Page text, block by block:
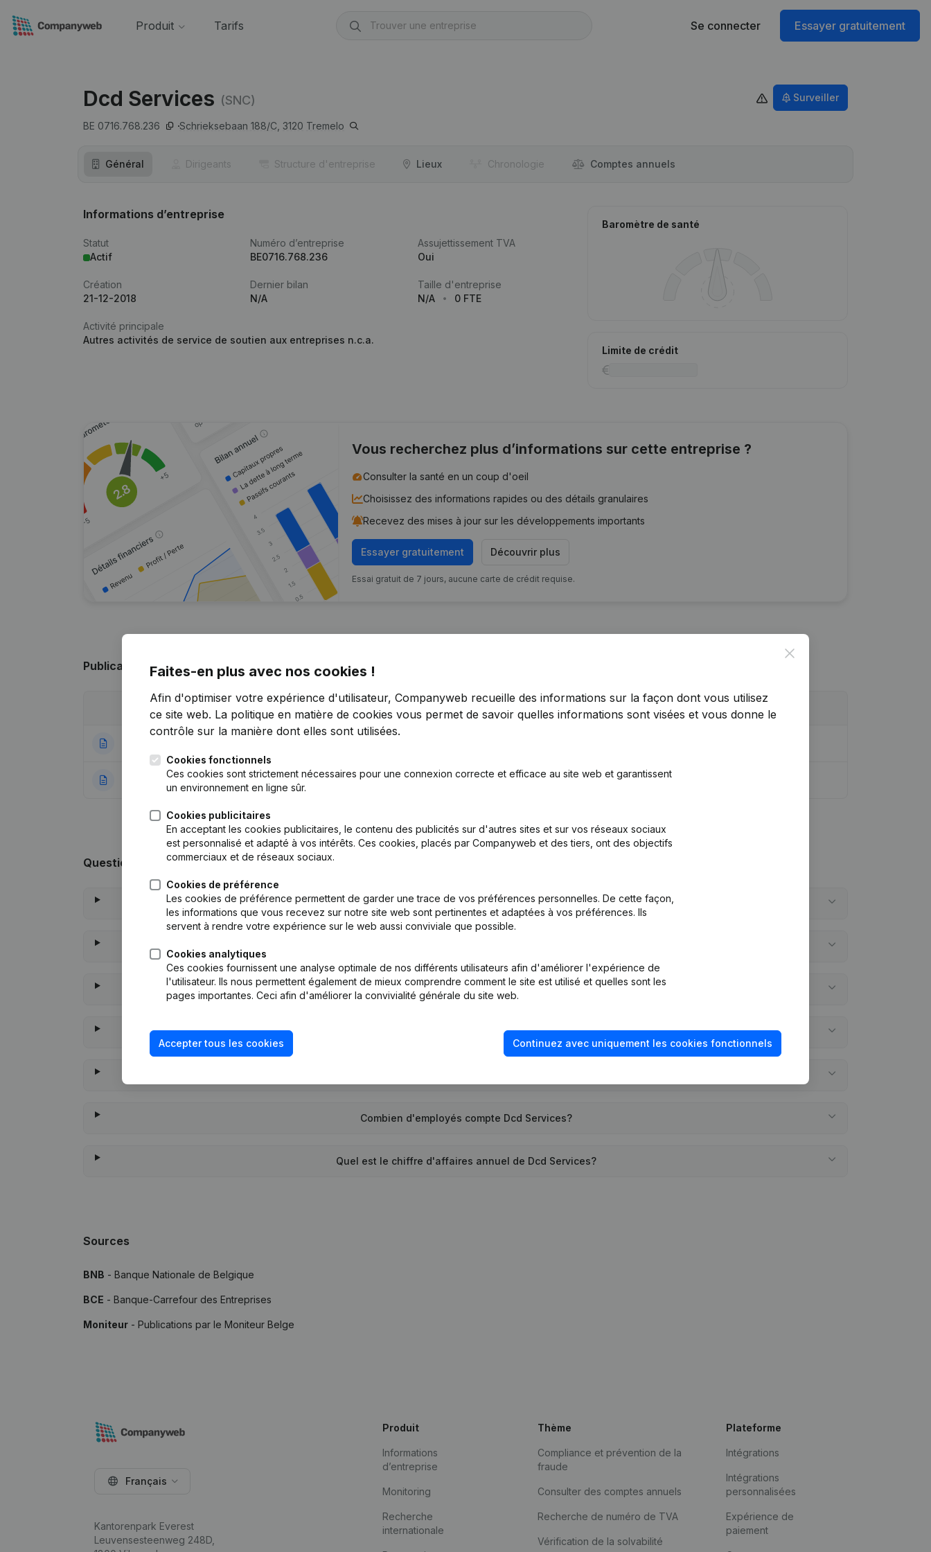
Produit Tarifs Se connecter Essayer gratuitement
Dcd Services (SNC)
BE 0716.768.236 Schrieksebaan 188/C, 3120 Tremelo
Surveiller
Général Dirigeants Structure d'entreprise Lieux Chronologie Comptes annuels
Informations d’entreprise
Statut
Actif
Numéro d’entreprise
BE0716.768.236
Assujettissement TVA
Oui
Création
21-12-2018
Dernier bilan
N/A
Taille d'entreprise
N/A
0 FTE
Activité principale
Autres activités de service de soutien aux entreprises n.c.a.
Baromètre de santé
Limite de crédit
Vous recherchez plus d’informations sur cette entreprise ?
Consulter la santé en un coup d'oeil
Choisissez des informations rapides ou des détails granulaires
Recevez des mises à jour sur les développements importants
Essayer gratuitement Découvrir plus
Essai gratuit de 7 jours, aucune carte de crédit requise.
Publicationsde Dcd Services
Publication
27-12-2018 Rubrique Constitution (Nouvelle Personne Morale, Ouverture Succursale, etc...)(NL)
Questions fréquemment posées
Quel est le numéro de TVA de Dcd Services?
Quand la société Dcd Services a-t-elle été créée?
Quelle est l'adresse de Dcd Services?
Combien d'employés compte Dcd Services?
Quel est le chiffre d'affaires annuel de Dcd Services?
Sources
BNB - Banque Nationale de Belgique
BCE - Banque-Carrefour des Entreprises
Moniteur - Publications par le Moniteur Belge
Close
Faites-en plus avec nos cookies !
Afin d'optimiser votre expérience d'utilisateur, Companyweb recueille des informations sur la façon dont vous utilisez
ce site web. La politique en matière de cookies vous permet de savoir quelles informations sont visées et vous donne le
contrôle sur la manière dont elles sont utilisées.
Cookies fonctionnels
Ces cookies sont strictement nécessaires pour une connexion correcte et efficace au site web et garantissent
un environnement en ligne sûr.
Cookies publicitaires
En acceptant les cookies publicitaires, le contenu des publicités sur d'autres sites et sur vos réseaux sociaux
est personnalisé et adapté à vos intérêts. Ces cookies, placés par Companyweb et des tiers, ont des objectifs
commerciaux et de réseaux sociaux.
Cookies de préférence
Les cookies de préférence permettent de garder une trace de vos préférences personnelles. De cette façon,
les informations que vous recevez sur notre site web sont pertinentes et adaptées à vos préférences. Ils
servent à rendre votre expérience sur le web aussi conviviale que possible.
Cookies analytiques
Ces cookies fournissent une analyse optimale de nos différents utilisateurs afin d'améliorer l'expérience de
l'utilisateur. Ils nous permettent également de mieux comprendre comment le site est utilisé et quelles sont les
pages importantes. Ceci afin d'améliorer la convivialité générale du site web.
Accepter tous les cookies Continuez avec uniquement les cookies fonctionnels
Français
Kantorenpark Everest
Leuvensesteenweg 248D,
Produit
Informations
d’entreprise
Monitoring
Recherche
internationale
Thème
Compliance et prévention de la
fraude
Consulter des comptes annuels
Recherche de numéro de TVA
Vérification de la solvabilité
Plateforme
Intégrations
Intégrations
personnalisées
Expérience de
paiement